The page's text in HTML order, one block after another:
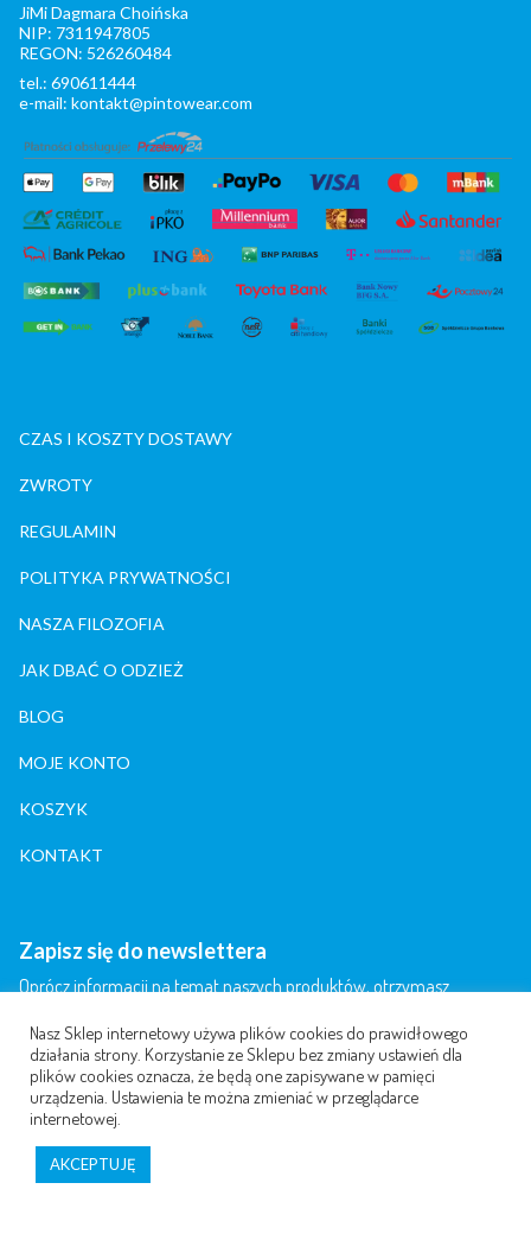
JiMi Dagmara Choińska
NIP: 7311947805
REGON: 526260484
tel.: 690611444
e-mail: kontakt@pintowear.com
CZAS I KOSZTY DOSTAWY
ZWROTY
REGULAMIN
POLITYKA PRYWATNOŚCI
NASZA FILOZOFIA
JAK DBAĆ O ODZIEŻ
BLOG
MOJE KONTO
KOSZYK
KONTAKT
Zapisz się do newslettera
Oprócz informacji na temat naszych produktów, otrzymasz
partnerów.
Nasz Sklep internetowy używa plików cookies do prawidłowego
działania strony. Korzystanie ze Sklepu bez zmiany ustawień dla
plików cookies oznacza, że będą one zapisywane w pamięci
urządzenia. Ustawienia te można zmieniać w przeglądarce
internetowej.
AKCEPTUJĘ